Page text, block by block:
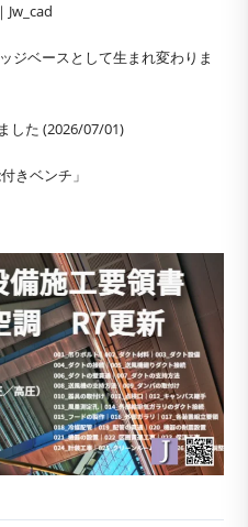
Jw_cad
ジベースとして生まれ変わりま
した (2026/07/01)
きベンチ」